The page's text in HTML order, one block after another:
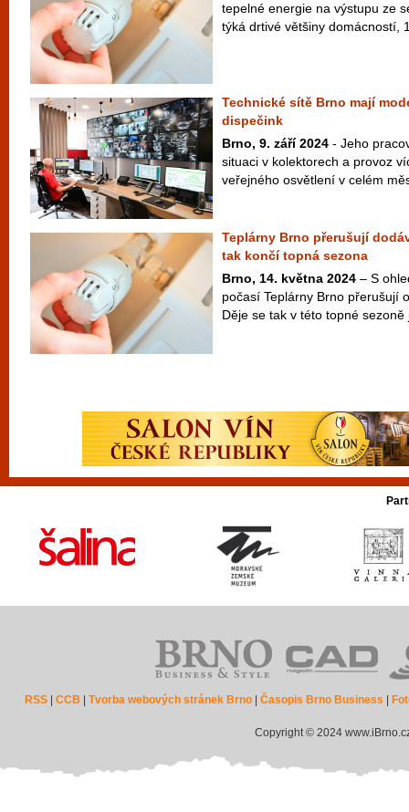
tepelné energie na výstupu ze
týká drtivé většiny domácností,
Technické sítě Brno mají
dispečink
Brno, 9. září 2024 - Jeho
situaci v kolektorech a provoz
veřejného osvětlení v celém
Teplárny Brno přerušují
tak končí topná sezona
Brno, 14. května 2024 – S
počasí Teplárny Brno přerušují
Děje se tak v této topné
RSS |CCB |Tvorba webových stránek Brno |Časopis Brno Business
Copyright © 2024